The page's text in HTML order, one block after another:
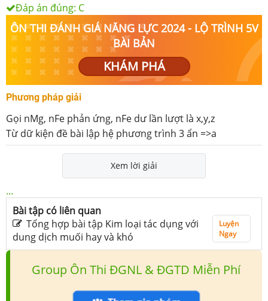
Đáp án đúng: C
ÔN THI ĐÁNH GIÁ NĂNG LỰC 2024 - LỘ TRÌNH 5V
BÀI BẢN
KHÁM PHÁ
Phương pháp giải
Gọi nMg, nFe phản ứng, nFe dư lần lượt là x,y,z
Từ dữ kiện đề bài lập hệ phương trình 3 ẩn =>a
Xem lời giải
...
Bài tập có liên quan
Tổng hợp bài tập Kim loại tác dụng với
dung dịch muối hay và khó
Luyện
Ngay
Group Ôn Thi ĐGNL & ĐGTD Miễn Phí